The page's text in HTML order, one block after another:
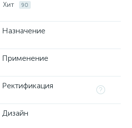
Хит 90
Назначение
Применение
Ректификация
Дизайн